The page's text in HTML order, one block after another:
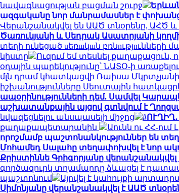
նավագնացության բացման շուրջ
ազգականը նոր մանրամասներ է
Վերանշանակվել են ԱԱԾ տնօրենը, ԱՀԾ
Ծառուկյանի և Սեդրակ Ասատրյանի
տեղի ունեցած uեռшկшն բռնnւթյnւնների
նիստը
Ուզում եմ տեսնել
օդային պարեկությունը՝ ՆԱՏՕ-ի
մլն դրամ կհատկացվի Ռաիսա
իշխանությունները Սեուտային
ապօրինությունների դեմ. Սամվել
աշխատանքային այցով գտնվում է
նվազեցնելու անսպասելի միջոց
քաղաքապետարանին
Աունն ու ՀՀ-
որոշմամբ պաշտոնանկություններ են
Մոհամեդ Սալահը տեղափոխվել է նոր
Քրիստիննե Գրիգորյանը
գործազուրկ տղամարդը ձևացել է
պաշտոնում
Այրվել է կահույքի
Սիմոնյանը վերանշանակվել է ԱԱԾ